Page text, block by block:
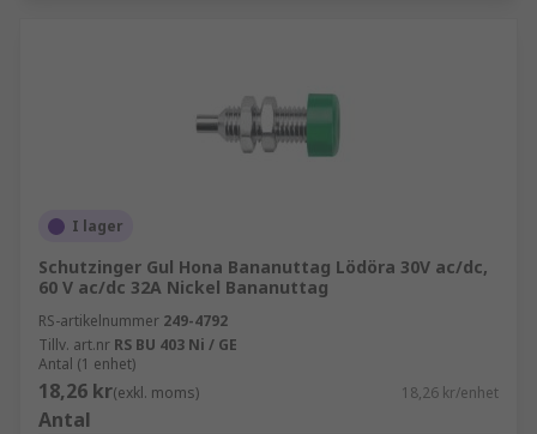
I lager
Schutzinger Gul Hona Bananuttag Lödöra 30V ac/dc,
60 V ac/dc 32A Nickel Bananuttag
RS-artikelnummer 249-4792
Tillv. art.nr RS BU 403 Ni / GE
Antal (1 enhet)
18,26 kr(exkl. moms) 18,26 kr/enhet
Antal